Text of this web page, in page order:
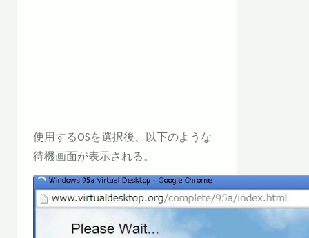
使用するOSを選択後、以下のような
待機画面が表示される。